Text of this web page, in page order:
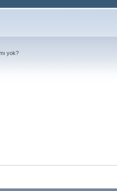
yok?